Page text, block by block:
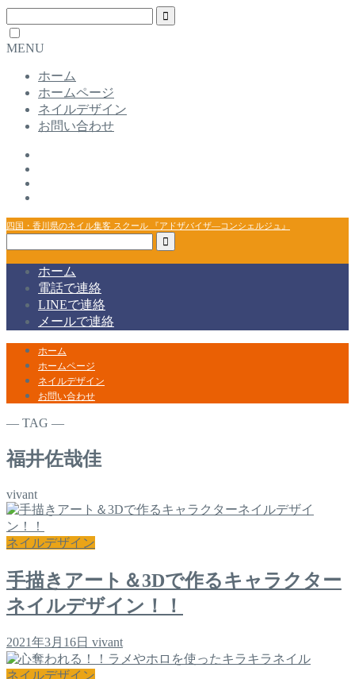
MENU
ホーム
ホームページ
ネイルデザイン
お問い合わせ
四国・香川県のネイル集客 スクール 『アドザバイザ―コンシェルジュ』
ホーム
電話で連絡
LINEで連絡
メールで連絡
ホーム
ホームページ
ネイルデザイン
お問い合わせ
― TAG ―
福井佐哉佳
vivant
ネイルデザイン
手描きアート＆3Dで作るキャラクター
ネイルデザイン！！
2021年3月16日 vivant
ネイルデザイン